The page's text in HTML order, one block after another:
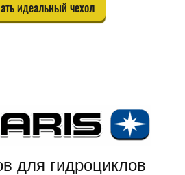
идеальный чехол
для гидроциклов